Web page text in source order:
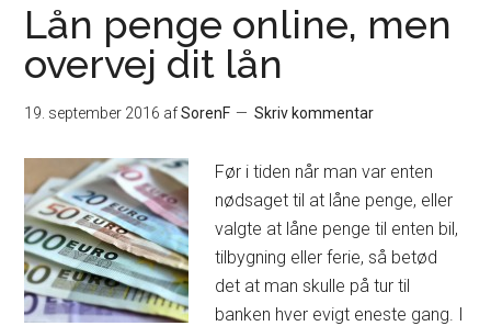
Lån penge online, men
overvej dit lån
19. september 2016 afSorenF Skriv kommentar
Før i tiden når man var enten
nødsaget til at låne penge, eller
valgte at låne penge til enten bil,
tilbygning eller ferie, så betød
det at man skulle på tur til
banken hver evigt eneste gang. I